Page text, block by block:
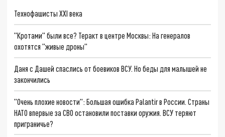
Технофашисты XXI века
"Кротами" были все? Теракт в центре Москвы: На генералов
охотятся "живые дроны"
Даня с Дашей спаслись от боевиков ВСУ. Но беды для малышей не
закончились
"Очень плохие новости": Большая ошибка Palantir в России. Страны
НАТО впервые за СВО остановили поставки оружия. ВСУ теряют
приграничье?